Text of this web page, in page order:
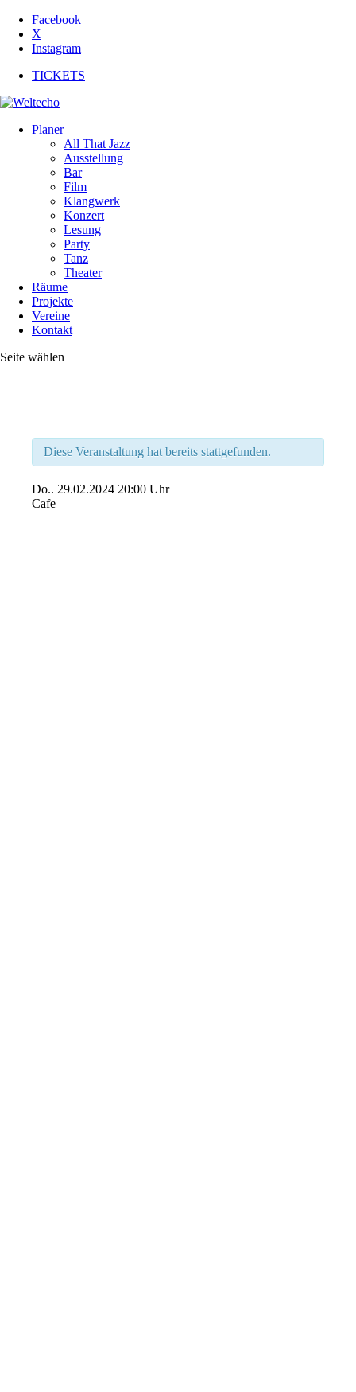
Facebook
X
Instagram
TICKETS
Planer
All That Jazz
Ausstellung
Bar
Film
Klangwerk
Konzert
Lesung
Party
Tanz
Theater
Räume
Projekte
Vereine
Kontakt
Seite wählen
Diese Veranstaltung hat bereits stattgefunden.
Do.. 29.02.2024 20:00 Uhr
Cafe